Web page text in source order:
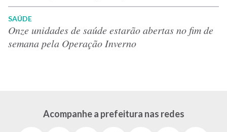
SAÚDE
Onze unidades de saúde estarão abertas no fim de
semana pela Operação Inverno
Acompanhe a prefeitura nas redes